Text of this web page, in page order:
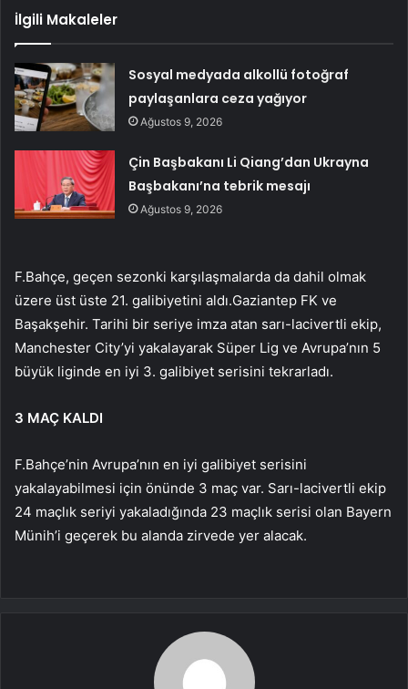
İlgili Makaleler
Sosyal medyada alkollü fotoğraf
paylaşanlara ceza yağıyor
Ağustos 9, 2026
Çin Başbakanı Li Qiang’dan Ukrayna
Başbakanı’na tebrik mesajı
Ağustos 9, 2026
F.Bahçe, geçen sezonki karşılaşmalarda da dahil olmak
üzere üst üste 21. galibiyetini aldı.Gaziantep FK ve
Başakşehir. Tarihi bir seriye imza atan sarı-lacivertli ekip,
Manchester City’yi yakalayarak Süper Lig ve Avrupa’nın 5
büyük liginde en iyi 3. galibiyet serisini tekrarladı.
3 MAÇ KALDI
F.Bahçe’nin Avrupa’nın en iyi galibiyet serisini
yakalayabilmesi için önünde 3 maç var. Sarı-lacivertli ekip
24 maçlık seriyi yakaladığında 23 maçlık serisi olan Bayern
Münih’i geçerek bu alanda zirvede yer alacak.